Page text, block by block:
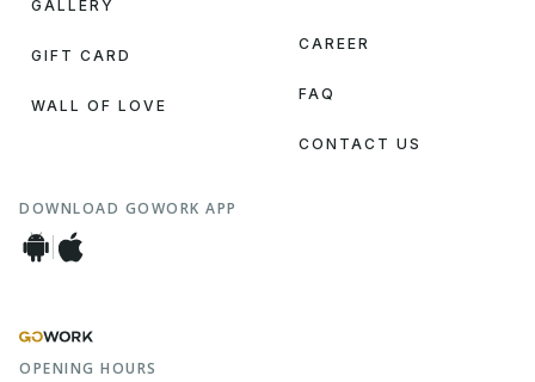
GALLERY
GIFT CARD
WALL OF LOVE
CAREER
FAQ
CONTACT US
DOWNLOAD GOWORK APP
OPENING HOURS